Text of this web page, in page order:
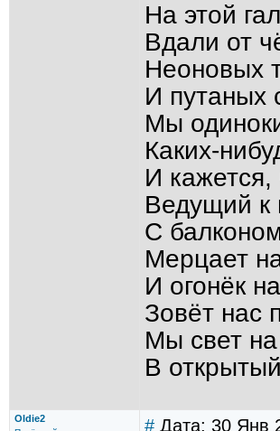
На этой
Вдали от
Неоновых
И путаных
Мы
Каких-
И кажется,
Ведущий к
С
Мерцает
И огонёк
Зовёт нас
Мы свет на
В
Oldie2 # Дата: 30 Янв